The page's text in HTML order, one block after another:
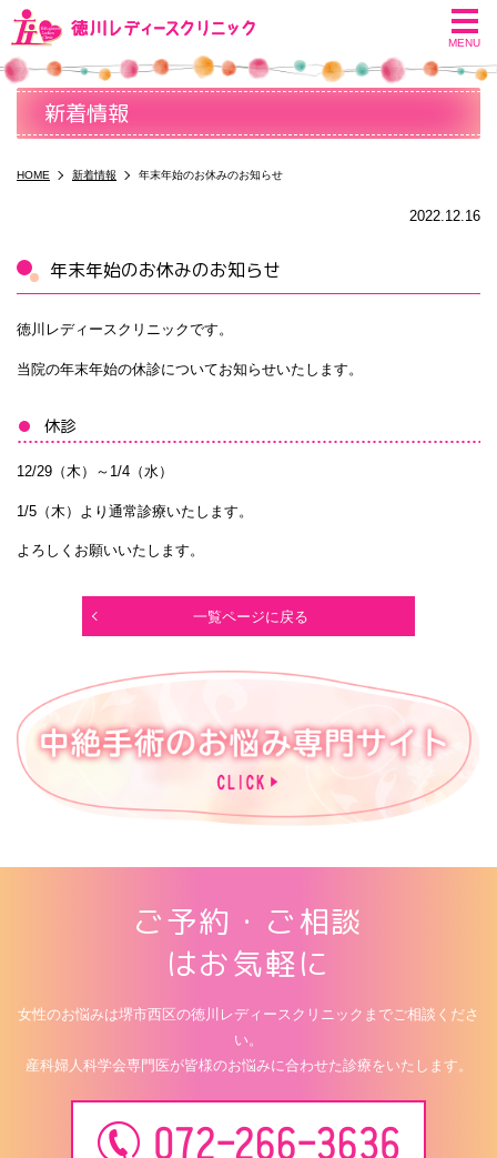
MENU
新着情報
HOME 新着情報 年末年始のお休みのお知らせ
2022.12.16
年末年始のお休みのお知らせ
徳川レディースクリニックです。
当院の年末年始の休診についてお知らせいたします。
休診
12/29（木）～1/4（水）
1/5（木）より通常診療いたします。
よろしくお願いいたします。
一覧ページに戻る
ご予約・ご相談
はお気軽に
女性のお悩みは堺市西区の徳川レディースクリニックまでご相談くださ
い。
産科婦人科学会専門医が皆様のお悩みに合わせた診療をいたします。